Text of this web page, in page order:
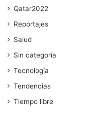
Qatar2022
Reportajes
Salud
Sin categoría
Tecnología
Tendencias
Tiempo libre